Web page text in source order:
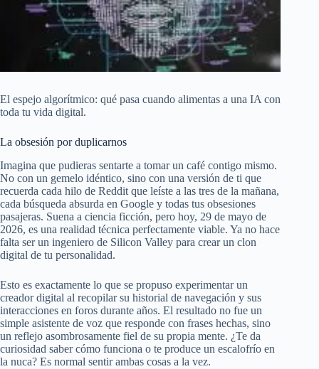
El espejo algorítmico: qué pasa cuando alimentas a una IA con
toda tu vida digital.
La obsesión por duplicarnos
Imagina que pudieras sentarte a tomar un café contigo mismo.
No con un gemelo idéntico, sino con una versión de ti que
recuerda cada hilo de Reddit que leíste a las tres de la mañana,
cada búsqueda absurda en Google y todas tus obsesiones
pasajeras. Suena a ciencia ficción, pero hoy, 29 de mayo de
2026, es una realidad técnica perfectamente viable. Ya no hace
falta ser un ingeniero de Silicon Valley para crear un clon
digital de tu personalidad.
Esto es exactamente lo que se propuso experimentar un
creador digital al recopilar su historial de navegación y sus
interacciones en foros durante años. El resultado no fue un
simple asistente de voz que responde con frases hechas, sino
un reflejo asombrosamente fiel de su propia mente. ¿Te da
curiosidad saber cómo funciona o te produce un escalofrío en
la nuca? Es normal sentir ambas cosas a la vez.